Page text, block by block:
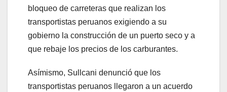
bloqueo de carreteras que realizan los
transportistas peruanos exigiendo a su
gobierno la construcción de un puerto seco y a
que rebaje los precios de los carburantes.
Asímismo, Sullcani denunció que los
transportistas peruanos llegaron a un acuerdo